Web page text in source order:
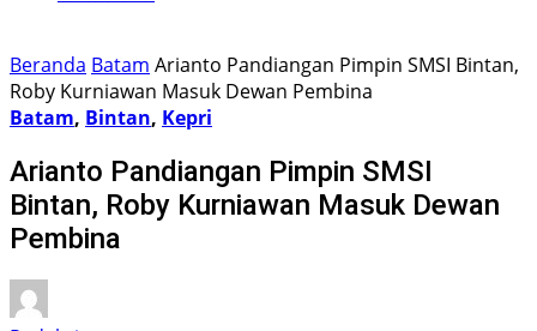
Beranda Batam Arianto Pandiangan Pimpin SMSI Bintan,
Roby Kurniawan Masuk Dewan Pembina
Batam, Bintan, Kepri
Arianto Pandiangan Pimpin SMSI
Bintan, Roby Kurniawan Masuk Dewan
Pembina